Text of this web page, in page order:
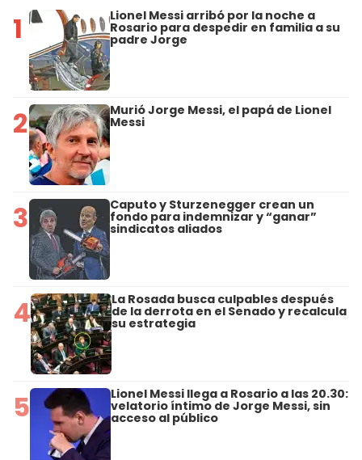
1 Lionel Messi arribó por la noche a
Rosario para despedir en familia a su
padre Jorge
2 Murió Jorge Messi, el papá de Lionel
Messi
3 Caputo y Sturzenegger crean un
fondo para indemnizar y “ganar”
sindicatos aliados
4 La Rosada busca culpables después
de la derrota en el Senado y recalcula
su estrategia
5 Lionel Messi llega a Rosario a las 20.30:
velatorio íntimo de Jorge Messi, sin
acceso al público